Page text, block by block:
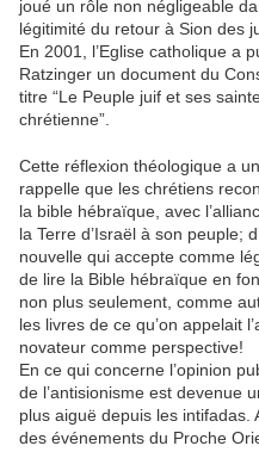
joué un rôle non négligeable
légitimité du retour à Sion des
En 2001, l’Eglise catholique a
Ratzinger un document du
titre “Le Peuple juif et ses
chrétienne”.
Cette réflexion théologique a
rappelle que les chrétiens
la bible hébraïque, avec
la Terre d’Israël à son peuple;
nouvelle qui accepte comme
de lire la Bible hébraïque en
non plus seulement, comme
les livres de ce qu’on appelait
novateur comme perspective!
En ce qui concerne l’opinion
de l’antisionisme est devenue
plus aiguë depuis les intifadas.
des événements du Proche